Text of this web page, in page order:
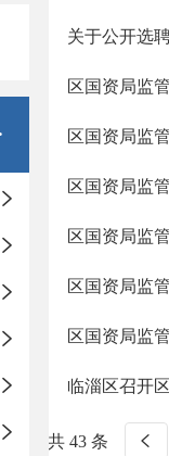
关于公开选
区国资局监
区国资局监
区国资局监
区国资局监
区国资局监
区国资局监
临淄区召开
共 43 条